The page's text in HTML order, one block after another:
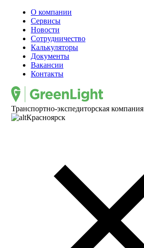
О компании
Сервисы
Новости
Сотрудничество
Калькуляторы
Документы
Вакансии
Контакты
Транспортно-экспедиторская компания
Красноярск